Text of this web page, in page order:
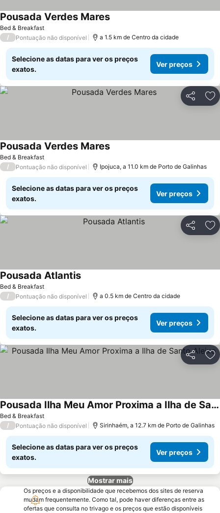
Bed & Breakfast
Pousada Verdes MaresVer preços
/ Pontuação não disponível a 1.5 km de Centro da cidade
Selecione as datas para ver os preços
exatos.
Ver preços
Partilhar
Bed & Breakfast
Pousada Verdes MaresVer preços
/ Pontuação não disponível Ipojuca, a 11.0 km de Porto de Galinhas
Selecione as datas para ver os preços
exatos.
Ver preços
Partilhar
Bed & Breakfast
Pousada AtlantisVer preços
/ Pontuação não disponível a 0.5 km de Centro da cidade
Selecione as datas para ver os preços
exatos.
Ver preços
Partilhar
Bed & Breakfast
Pousada Ilha Meu Amor Proxima a Ilha de Santo Aleixo
Ver preços
/ Pontuação não disponível Sirinhaém, a 12.7 km de Porto de Galinhas
Selecione as datas para ver os preços
exatos.
Ver preços
Mostrar mais
Os preços e a disponibilidade que recebemos dos sites de reserva
mudam frequentemente. Como tal, pode haver diferenças entre as
ofertas que consulta no trivago e os preços que estão disponíveis